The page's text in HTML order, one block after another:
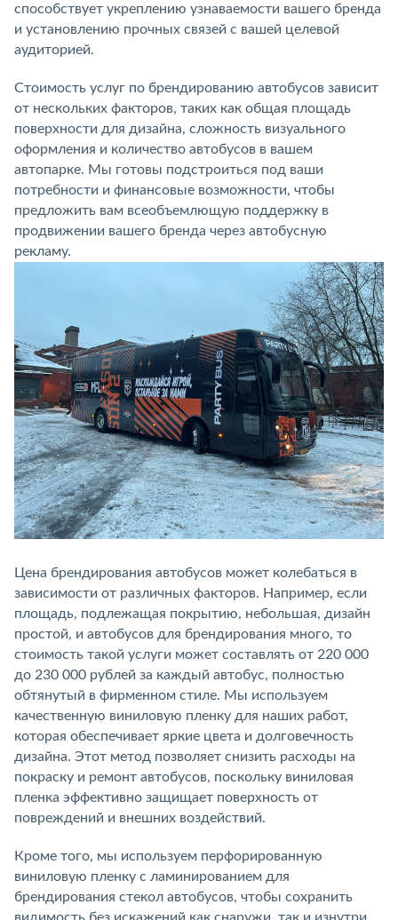
способствует укреплению узнаваемости вашего бренда
и установлению прочных связей с вашей целевой
аудиторией.
Стоимость услуг по брендированию автобусов зависит
от нескольких факторов, таких как общая площадь
поверхности для дизайна, сложность визуального
оформления и количество автобусов в вашем
автопарке. Мы готовы подстроиться под ваши
потребности и финансовые возможности, чтобы
предложить вам всеобъемлющую поддержку в
продвижении вашего бренда через автобусную
рекламу.
Цена брендирования автобусов может колебаться в
зависимости от различных факторов. Например, если
площадь, подлежащая покрытию, небольшая, дизайн
простой, и автобусов для брендирования много, то
стоимость такой услуги может составлять от 220 000
до 230 000 рублей за каждый автобус, полностью
обтянутый в фирменном стиле. Мы используем
качественную виниловую пленку для наших работ,
которая обеспечивает яркие цвета и долговечность
дизайна. Этот метод позволяет снизить расходы на
покраску и ремонт автобусов, поскольку виниловая
пленка эффективно защищает поверхность от
повреждений и внешних воздействий.
Кроме того, мы используем перфорированную
виниловую пленку с ламинированием для
брендирования стекол автобусов, чтобы сохранить